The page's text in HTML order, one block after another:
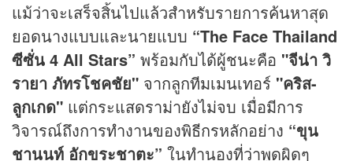
แม้ว่าจะเสร็จสิ้นไปแล้วสำหรับรายการค้นหาสุด
ยอดนางแบบและนายแบบ “The Face Thailand
ซีซั่น 4 All Stars” พร้อมกับได้ผู้ชนะคือ "จีน่า วิ
รายา ภัทรโชคชัย" จากลูกทีมเมนเทอร์ "คริส-
ลูกเกด" แต่กระแสดราม่ายังไม่จบ เมื่อมีการ
วิจารณ์ถึงการทำงานของพิธีกรหลักอย่าง “ขุน
ชานนท์ อักขระชาตะ” ในทำนองที่ว่าพูดผิดๆ